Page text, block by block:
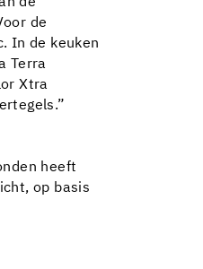
de
In de keuken
Terra
Xtra
heeft
op basis